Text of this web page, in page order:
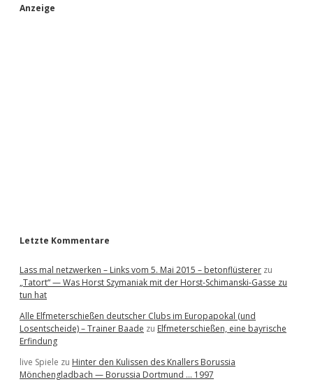
S
Anzeige
Letzte Kommentare
Lass mal netzwerken – Links vom 5. Mai 2015 – betonflüsterer zu
„Tatort“ — Was Horst Szymaniak mit der Horst-Schimanski-Gasse zu
tun hat
Alle Elfmeterschießen deutscher Clubs im Europapokal (und
Losentscheide) – Trainer Baade zu Elfmeterschießen, eine bayrische
Erfindung
live Spiele zu Hinter den Kulissen des Knallers Borussia
Mönchengladbach — Borussia Dortmund … 1997